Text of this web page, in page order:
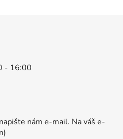
- 16:00
nám e-mail. Na váš e-